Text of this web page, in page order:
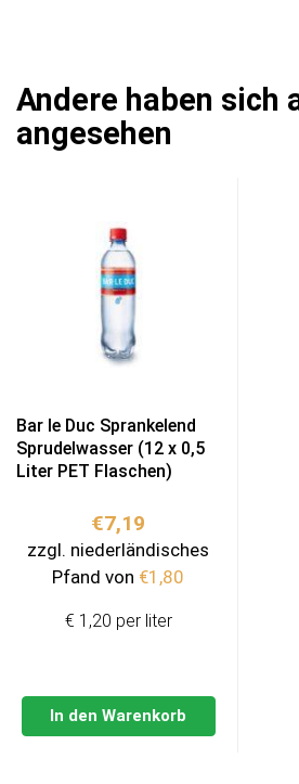
Andere haben sich
angesehen
Bar le Duc Sprankelend
Sprudelwasser (12 x 0,5
Liter PET Flaschen)
€7,19
zzgl. niederländisches
Pfand von €1,80
In den Warenkorb
€ 1,20 per liter